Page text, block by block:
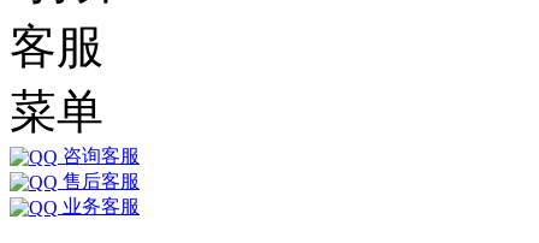
咨询客服
售后客服
业务客服